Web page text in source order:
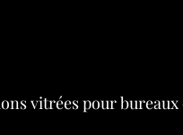
vitrées pour bureaux